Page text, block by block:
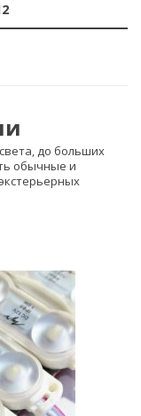
до больших
обычные и